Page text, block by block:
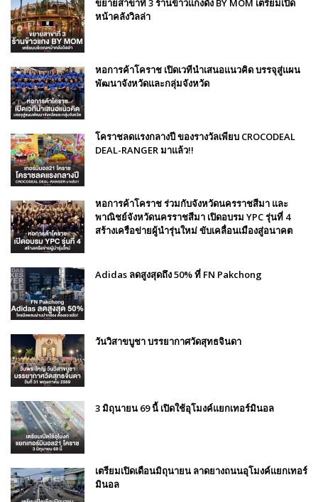
ขยายสาขาที่ 3 ร้านข้าวแกงดัง BY MOM เตรียมเปิด
หน้าคลังวิลล่า
หอการค้าโคราช เปิดเวทีนำเสนอแนวคิด บรรจุสู่แผน
พัฒนาจังหวัดและกลุ่มจังหวัด
โคราชลดแรงกลางปี ของรางวัลเพียบ CROCODEAL
DEAL-RANGER มาแล้ว!!
หอการค้าโคราช ร่วมกับจังหวัดนครราชสีมา และ
พาณิชย์จังหวัดนครราชสีมา เปิดอบรม YPC รุ่นที่ 4
สร้างเครือข่ายผู้นำรุ่นใหม่ ขับเคลื่อนเมืองสู่อนาคต
Adidas ลดสูงสุดถึง 50% ที่ FN Pakchong
วันวิสาขบูชา บรรยากาศวัดสุทธจินดา
3 มิถุนายน 69 นี้ เปิดใช้อุโมงค์แยกเทอร์มินอล
เตรียมเปิดเดือนมิถุนายน ลาดยางถนนอุโมงค์แยกเทอร์
มินอล